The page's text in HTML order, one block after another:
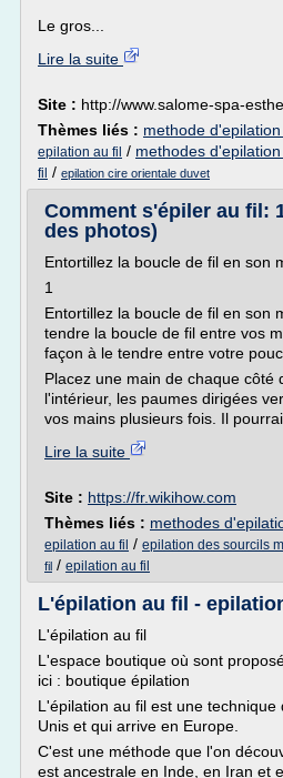
Le gros...
Lire la suite
Site : http://www.salome-spa-
Thèmes liés : methode
epilation au fil / methodes
fil / epilation cire orientale duvet
Comment s'épiler au fil:
des photos)
Entortillez la boucle de fil en son
1
Entortillez la boucle de fil en son
tendre la boucle de fil entre vos
façon à le tendre entre votre
Placez une main de chaque côté
l'intérieur, les paumes dirigées
vos mains plusieurs fois. Il
Lire la suite
Site : https://fr.wikihow.com
Thèmes liés : methodes
epilation au fil / epilation des sourcils
fil / epilation au fil
L'épilation au fil -
L'épilation au fil
L'espace boutique où sont
ici : boutique épilation
L'épilation au fil est une
Unis et qui arrive en Europe.
C'est une méthode que l'on
est ancestrale en Inde, en Iran et